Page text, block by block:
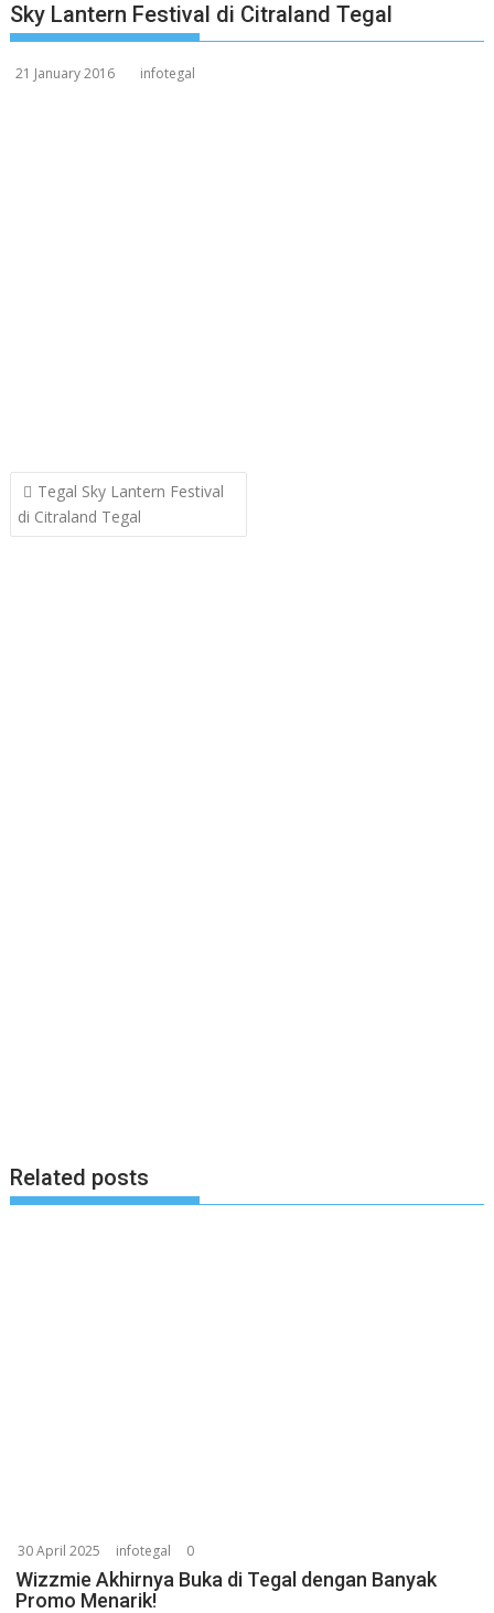
Sky Lantern Festival di Citraland Tegal
21 January 2016 infotegal
Post
navigation
Tegal Sky Lantern Festival
di Citraland Tegal
Related posts
30 April 2025 infotegal 0
Wizzmie Akhirnya Buka di Tegal dengan Banyak
Promo Menarik!